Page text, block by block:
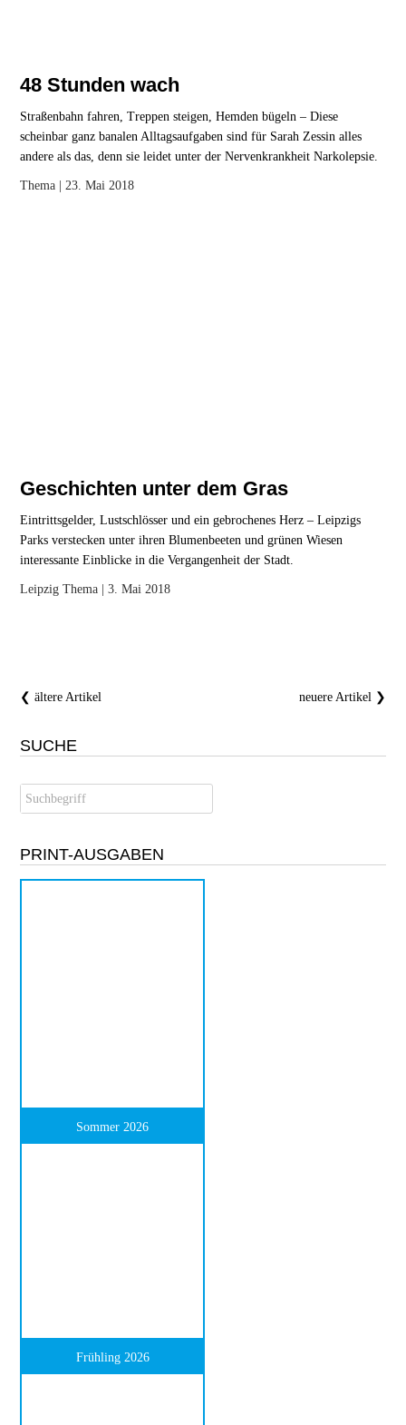
48 Stunden wach
Straßenbahn fahren, Treppen steigen, Hemden bügeln – Diese
scheinbar ganz banalen Alltagsaufgaben sind für Sarah Zessin alles
andere als das, denn sie leidet unter der Nervenkrankheit Narkolepsie.
Thema | 23. Mai 2018
Geschichten unter dem Gras
Eintrittsgelder, Lustschlösser und ein gebrochenes Herz – Leipzigs
Parks verstecken unter ihren Blumenbeeten und grünen Wiesen
interessante Einblicke in die Vergangenheit der Stadt.
Leipzig Thema | 3. Mai 2018
❮ ältere Artikel neuere Artikel ❯
SUCHE
PRINT-AUSGABEN
Sommer 2026
Frühling 2026